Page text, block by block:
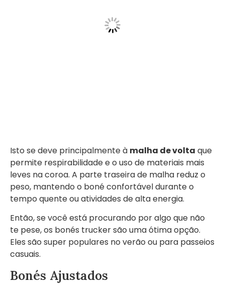
Isto se deve principalmente à malha de volta que
permite respirabilidade e o uso de materiais mais
leves na coroa. A parte traseira de malha reduz o
peso, mantendo o boné confortável durante o
tempo quente ou atividades de alta energia.
Então, se você está procurando por algo que não
te pese, os bonés trucker são uma ótima opção.
Eles são super populares no verão ou para passeios
casuais.
Bonés Ajustados